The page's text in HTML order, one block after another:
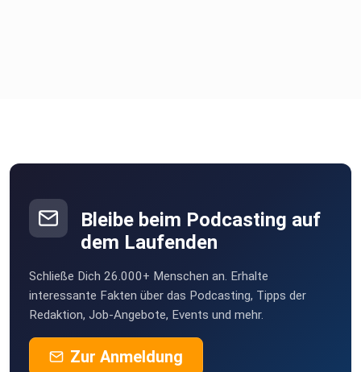
Bleibe beim Podcasting auf
dem Laufenden
Schließe Dich 26.000+ Menschen an. Erhalte
interessante Fakten über das Podcasting, Tipps der
Redaktion, Job-Angebote, Events und mehr.
Zur Anmeldung